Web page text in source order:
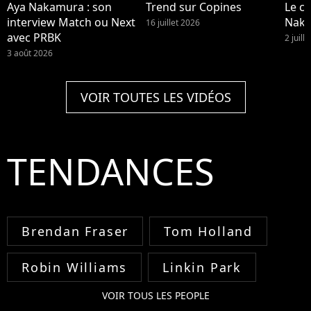
Aya Nakamura : son
interview Match ou Next
avec PRBK
3 août 2026
Trend sur Copines
16 juillet 2026
Le
2
VOIR TOUTES LES VIDÉOS
TENDANCES
Brendan Fraser Tom Holland
Robin Williams Linkin Park
VOIR TOUS LES PEOPLE